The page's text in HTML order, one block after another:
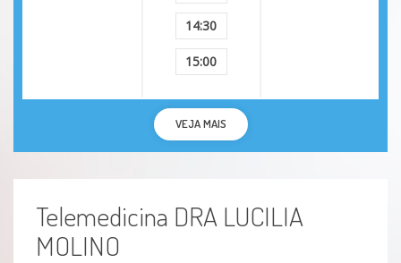
14:30
15:00
VEJA MAIS
Telemedicina DRA LUCILIA
MOLINO